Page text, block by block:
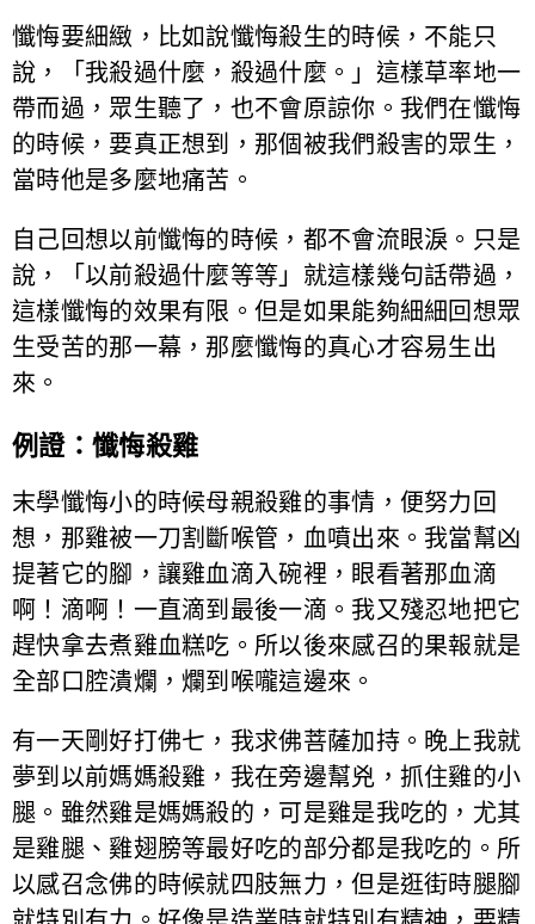
懺悔要細緻，比如說懺悔殺生的時候，不能只
說，「我殺過什麼，殺過什麼。」這樣草率地一
帶而過，眾生聽了，也不會原諒你。我們在懺悔
的時候，要真正想到，那個被我們殺害的眾生，
當時他是多麼地痛苦。
自己回想以前懺悔的時候，都不會流眼淚。只是
說，「以前殺過什麼等等」就這樣幾句話帶過，
這樣懺悔的效果有限。但是如果能夠細細回想眾
生受苦的那一幕，那麼懺悔的真心才容易生出
來。
例證：懺悔殺雞
末學懺悔小的時候母親殺雞的事情，便努力回
想，那雞被一刀割斷喉管，血噴出來。我當幫凶
提著它的腳，讓雞血滴入碗裡，眼看著那血滴
啊！滴啊！一直滴到最後一滴。我又殘忍地把它
趕快拿去煮雞血糕吃。所以後來感召的果報就是
全部口腔潰爛，爛到喉嚨這邊來。
有一天剛好打佛七，我求佛菩薩加持。晚上我就
夢到以前媽媽殺雞，我在旁邊幫兇，抓住雞的小
腿。雖然雞是媽媽殺的，可是雞是我吃的，尤其
是雞腿、雞翅膀等最好吃的部分都是我吃的。所
以感召念佛的時候就四肢無力，但是逛街時腿腳